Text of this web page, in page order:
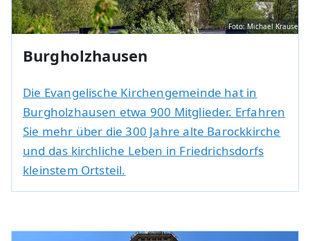
Foto: Michael Krause
Burgholzhausen
Die Evangelische Kirchengemeinde hat in
Burgholzhausen etwa 900 Mitglieder. Erfahren
Sie mehr über die 300 Jahre alte Barockkirche
und das kirchliche Leben in Friedrichsdorfs
kleinstem Ortsteil.